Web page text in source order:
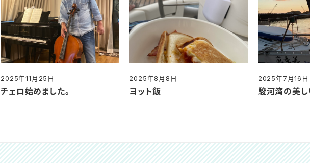
チェロ始めました。
2025年11月25日
ヨット飯
2025年8月8日
駿河湾の美
2025年7月16日